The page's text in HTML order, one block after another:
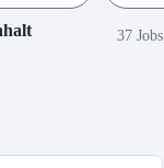
37 Jobs